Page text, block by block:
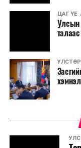
сургалтыг цахим
хаагчдыг зарим
хэмжээг
Төсвийн сахилга
байдал
хязгаарлалтыг үе
ЦАГ ҮЕ
Улсын